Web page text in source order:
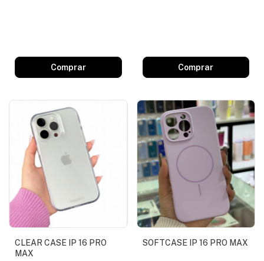
Comprar Comprar
CLEAR CASE IP 16 PRO
MAX
SOFTCASE IP 16 PRO MAX